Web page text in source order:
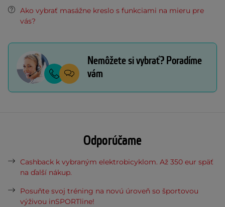
Ako vybrať masážne kreslo s funkciami na mieru pre
vás?
Nemôžete si vybrať? Poradíme
vám
Odporúčame
Cashback k vybraným elektrobicyklom. Až 350 eur späť
na ďalší nákup.
Posuňte svoj tréning na novú úroveň so športovou
výživou inSPORTline!